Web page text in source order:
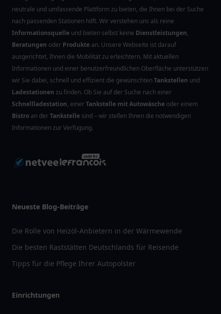
neutrale und umfassende Plattform zu bieten, die Ihnen bei der Suche
nach passenden Stationen hilft. Wir verstehen uns als reine
Informationsquelle und bieten selbst keine Dienstleistungen,
Beratungen oder Produkte an. Unsere Webseite ist darauf
ausgerichtet, Ihnen die Mobilität zu erleichtern. Mit aktuellen
Informationen und einer benutzerfreundlichen Oberfläche unterstützen
wir Sie dabei, schnell und effizient die gewünschtenTankstellen und
Ladestationen zu finden. Ob Sie auf der Suche nach einer
Schnellladestation, einerTankstelle mit Autowäsche oder einem
Bistro an derTankstelle sind – wir stellen Ihnen die notwendigen
Informationen zur Verfügung.
Neueste Blog-Beiträge
Die Rolle von Heizöl-Anbietern in der Wärmewende
Die besten Raststätten Deutschlands für Reisende
Tipps für die Pflege Ihrer Autopolster
Einrichtungen